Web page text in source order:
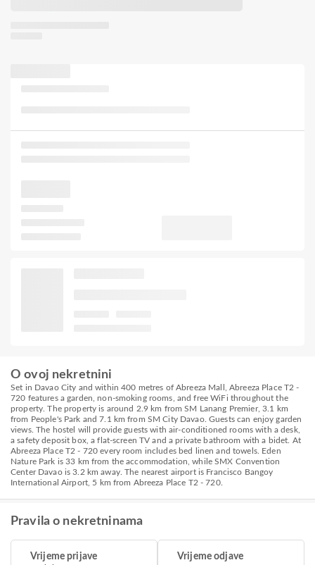
O ovoj nekretnini
Set in Davao City and within 400 metres of Abreeza Mall, Abreeza Place T2 -
720 features a garden, non-smoking rooms, and free WiFi throughout the
property. The property is around 2.9 km from SM Lanang Premier, 3.1 km
from People's Park and 7.1 km from SM City Davao. Guests can enjoy garden
views. The hostel will provide guests with air-conditioned rooms with a desk,
a safety deposit box, a flat-screen TV and a private bathroom with a bidet. At
Abreeza Place T2 - 720 every room includes bed linen and towels. Eden
Nature Park is 33 km from the accommodation, while SMX Convention
Center Davao is 3.2 km away. The nearest airport is Francisco Bangoy
International Airport, 5 km from Abreeza Place T2 - 720.
Pravila o nekretninama
Vrijeme prijave Vrijeme odjave